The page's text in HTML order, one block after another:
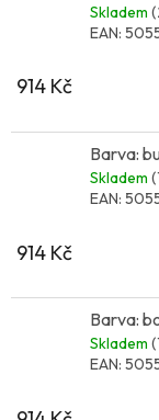
Skladem
EAN:
914 Kč
Barva:
Skladem
EAN:
914 Kč
Barva:
Skladem
EAN: